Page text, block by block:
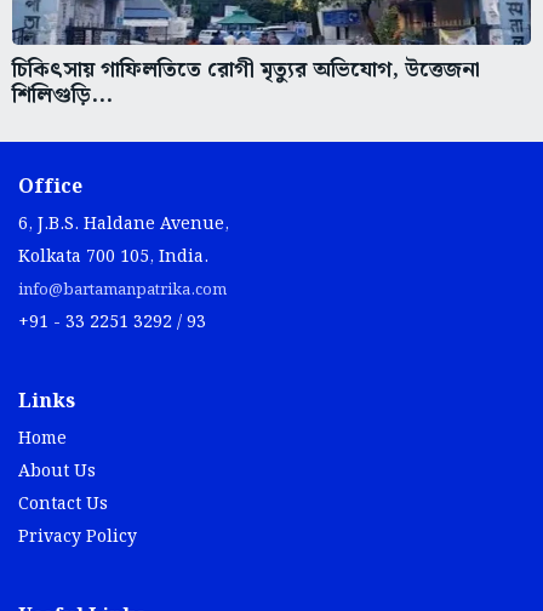
চিকিৎসায় গাফিলতিতে রোগী মৃত্যুর অভিযোগ, উত্তেজনা
শিলিগুড়ি...
Office
6, J.B.S. Haldane Avenue,
Kolkata 700 105, India.
info@bartamanpatrika.com
+91 - 33 2251 3292 / 93
Links
Home
About Us
Contact Us
Privacy Policy